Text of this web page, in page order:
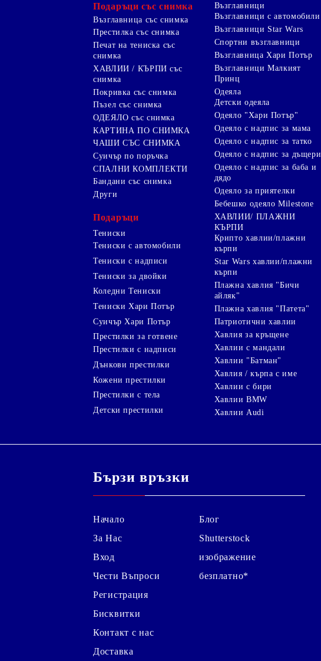
Подаръци със снимка
Възглавница със снимка
Престилка със снимка
Печат на тениска със
снимка
ХАВЛИИ / КЪРПИ със
снимка
Покривка със снимка
Пъзел със снимка
ОДЕЯЛО със снимка
КАРТИНА ПО СНИМКА
ЧАШИ СЪС СНИМКА
Суичър по поръчка
СПАЛНИ КОМПЛЕКТИ
Бандани със снимка
Други
Подаръци
Тениски
Тениски с автомобили
Тениски с надписи
Тениски за двойки
Коледни Тениски
Тениски Хари Потър
Суичър Хари Потър
Престилки за готвене
Престилки с надписи
Дънкови престилки
Кожени престилки
Престилки с тела
Детски престилки
Възглавници
Възглавници с автомобили
Възглавници Star Wars
Спортни възглавници
Възглавница Хари Потър
Възглавници Малкият
Принц
Одеяла
Детски одеяла
Одеяло "Хари Потър"
Одеяло с надпис за мама
Одеяло с надпис за татко
Одеяло с надпис за дъщери
Одеяло с надпис за баба и
дядо
Одеяло за приятелки
Бебешко одеяло Milestone
ХАВЛИИ/ ПЛАЖНИ
КЪРПИ
Крипто хавлии/плажни
кърпи
Star Wars хавлии/плажни
кърпи
Плажна хавлия "Бичи
айляк"
Плажна хавлия "Патета"
Патриотични хавлии
Хавлия за кръщене
Хавлии с мандали
Хавлии "Батман"
Хавлия / кърпа с име
Хавлии с бири
Хавлии BMW
Хавлии Audi
Бързи връзки
Начало
За Нас
Вход
Чести Въпроси
Регистрация
Бисквитки
Контакт с нас
Доставка
Блог
Shutterstock
изображение
безплатно*